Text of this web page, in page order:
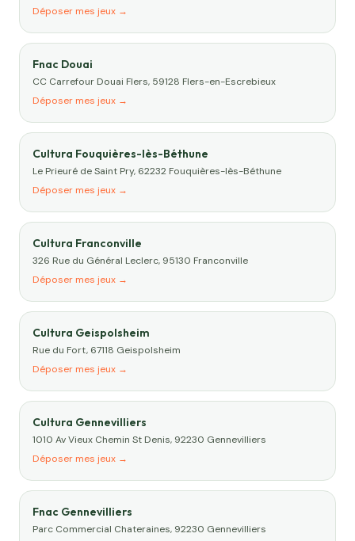
Déposer mes jeux →
Fnac Douai
CC Carrefour Douai Flers, 59128 Flers-en-Escrebieux
Déposer mes jeux →
Cultura Fouquières-lès-Béthune
Le Prieuré de Saint Pry, 62232 Fouquières-lès-Béthune
Déposer mes jeux →
Cultura Franconville
326 Rue du Général Leclerc, 95130 Franconville
Déposer mes jeux →
Cultura Geispolsheim
Rue du Fort, 67118 Geispolsheim
Déposer mes jeux →
Cultura Gennevilliers
1010 Av Vieux Chemin St Denis, 92230 Gennevilliers
Déposer mes jeux →
Fnac Gennevilliers
Parc Commercial Chateraines, 92230 Gennevilliers